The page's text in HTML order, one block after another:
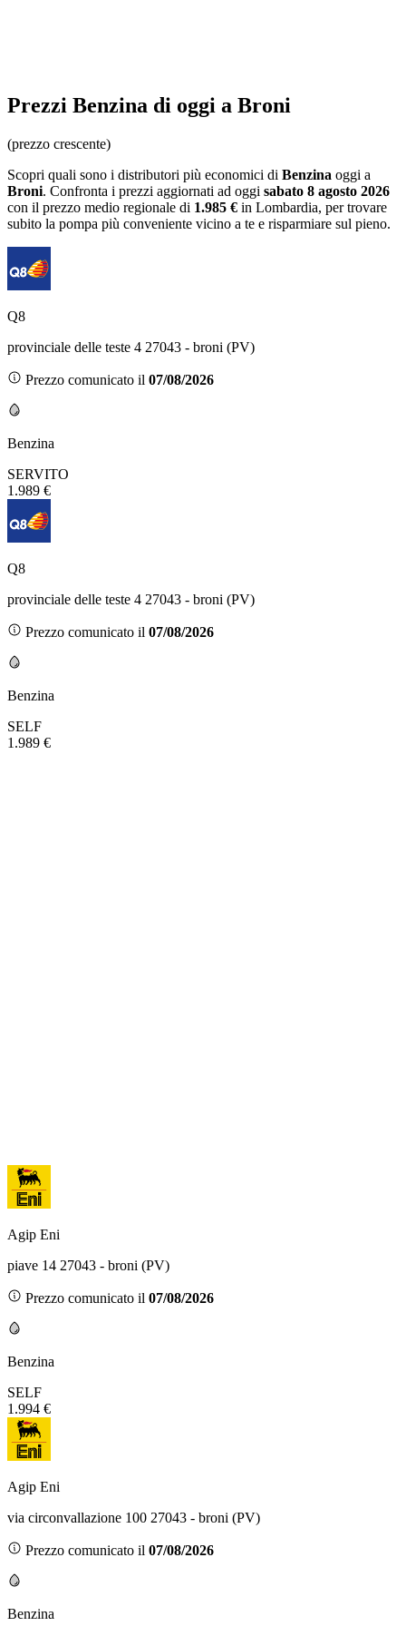
Prezzi Benzina di oggi a Broni
(prezzo crescente)
Scopri quali sono i distributori più economici di Benzina oggi a
Broni. Confronta i prezzi aggiornati ad oggi sabato 8 agosto 2026
con il prezzo medio regionale di 1.985 € in Lombardia, per trovare
subito la pompa più conveniente vicino a te e risparmiare sul pieno.
Q8
provinciale delle teste 4 27043 - broni (PV)
Prezzo comunicato il 07/08/2026
Benzina
SERVITO
1.989 €
Q8
provinciale delle teste 4 27043 - broni (PV)
Prezzo comunicato il 07/08/2026
Benzina
SELF
1.989 €
Agip Eni
piave 14 27043 - broni (PV)
Prezzo comunicato il 07/08/2026
Benzina
SELF
1.994 €
Agip Eni
via circonvallazione 100 27043 - broni (PV)
Prezzo comunicato il 07/08/2026
Benzina